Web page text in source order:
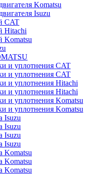
Komatsu
Isuzu
CAT
Hitachi
Komatsu
и уплотнения CAT
и уплотнения CAT
и уплотнения Hitachi
и уплотнения Hitachi
и уплотнения Komatsu
и уплотнения Komatsu
Isuzu
Isuzu
Isuzu
Isuzu
Komatsu
Komatsu
Komatsu